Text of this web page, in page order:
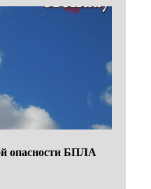
опасности БПЛА